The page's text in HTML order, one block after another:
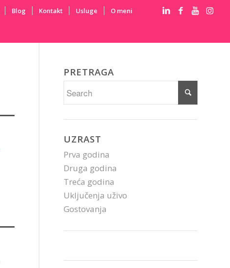
Blog Kontakt Usluge O meni
PRETRAGA
UZRAST
Prva godina
Druga godina
Treća godina
Uključenja uživo
Gostovanja